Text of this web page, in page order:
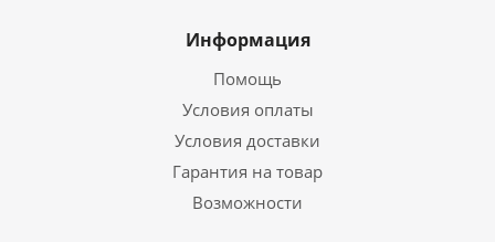
Информация
Помощь
Условия оплаты
Условия доставки
Гарантия на товар
Возможности